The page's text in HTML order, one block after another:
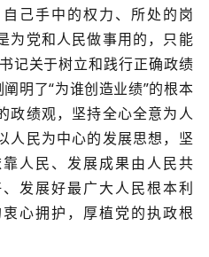
己手中的权力、所处的岗
为党和人民做事用的，只能
记关于树立和践行正确政绩
明了“为谁创造业绩”的根本
政绩观，坚持全心全意为人
人民为中心的发展思想，坚
人民、发展成果由人民共
发展好最广大人民根本利
心拥护，厚植党的执政根